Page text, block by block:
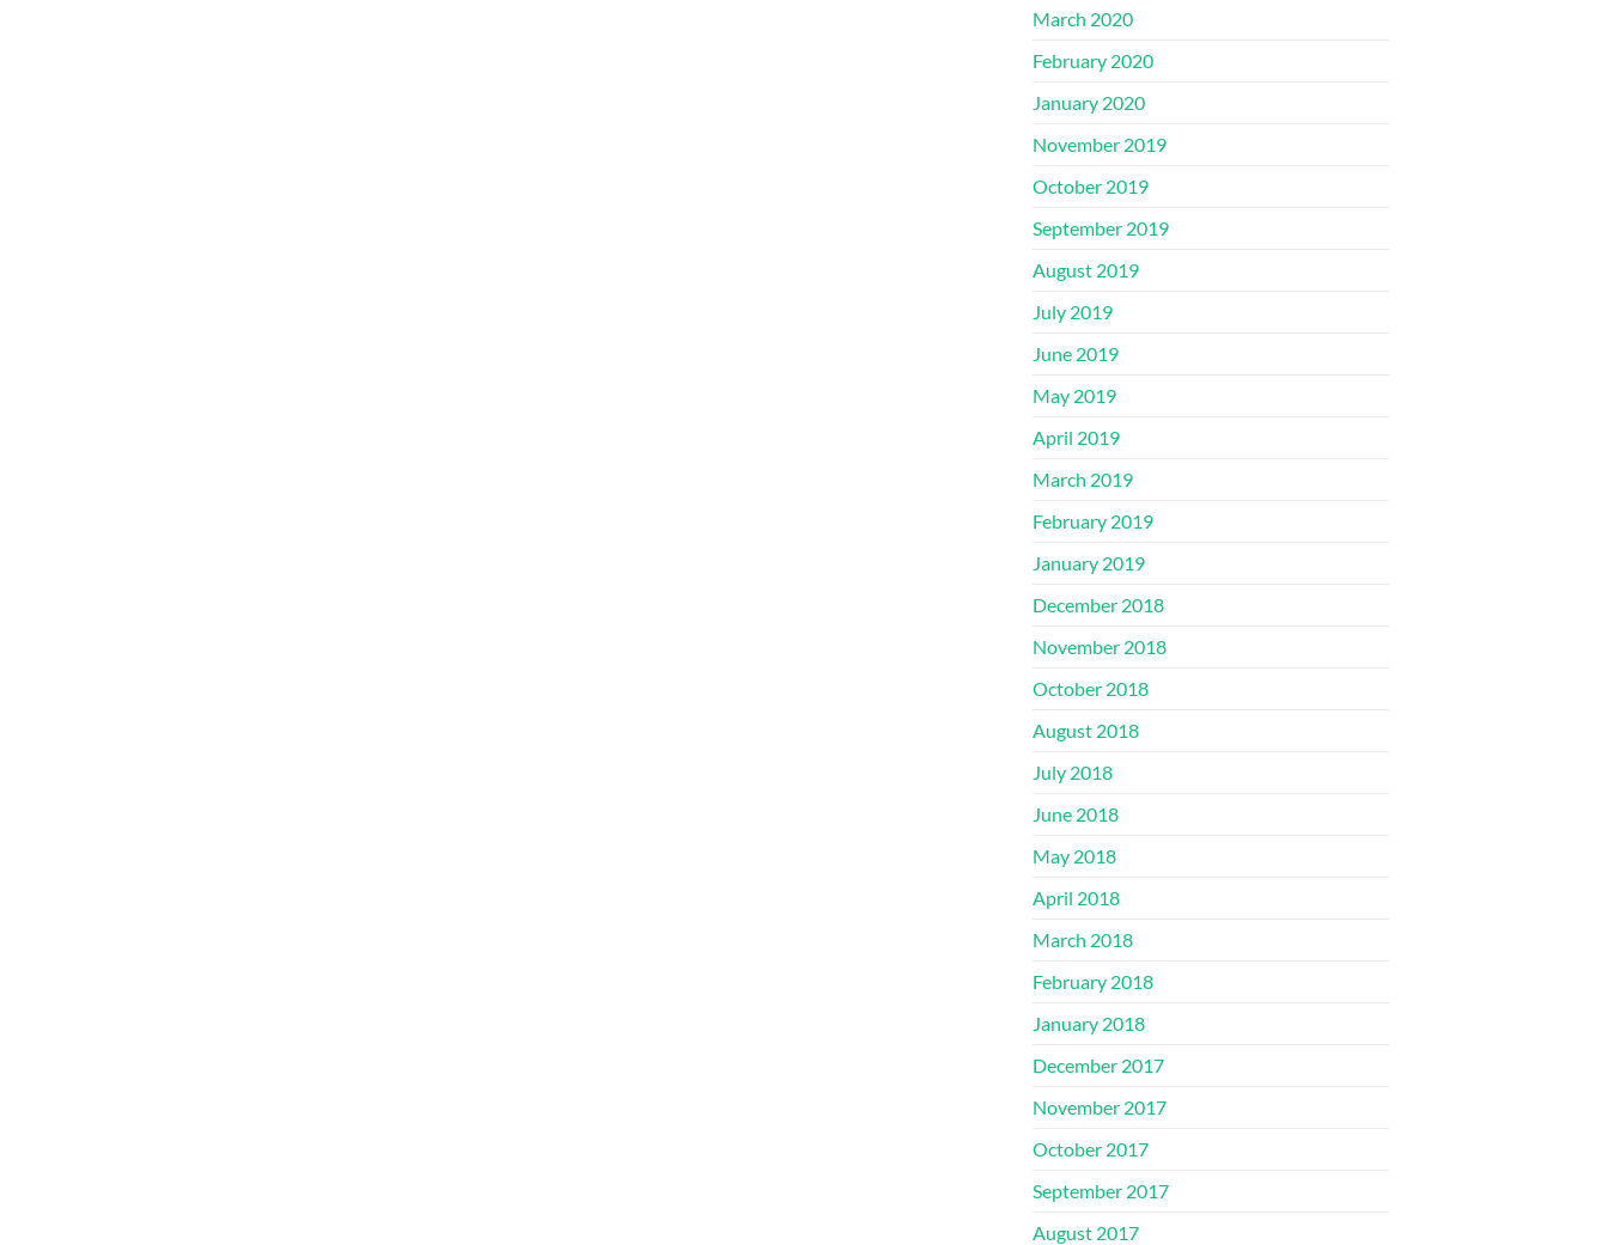
March 2020
February 2020
January 2020
November 2019
October 2019
September 2019
August 2019
July 2019
June 2019
May 2019
April 2019
March 2019
February 2019
January 2019
December 2018
November 2018
October 2018
August 2018
July 2018
June 2018
May 2018
April 2018
March 2018
February 2018
January 2018
December 2017
November 2017
October 2017
September 2017
August 2017